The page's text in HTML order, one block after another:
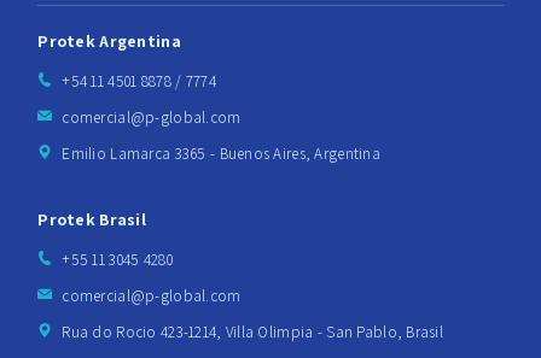
Protek Argentina
+54 11 4501 8878 / 7774
comercial@p-global.com
Emilio Lamarca 3365 - Buenos Aires, Argentina
Protek Brasil
+55 11 3045 4280
comercial@p-global.com
Rua do Rocio 423-1214, Villa Olimpia - San Pablo, Brasil